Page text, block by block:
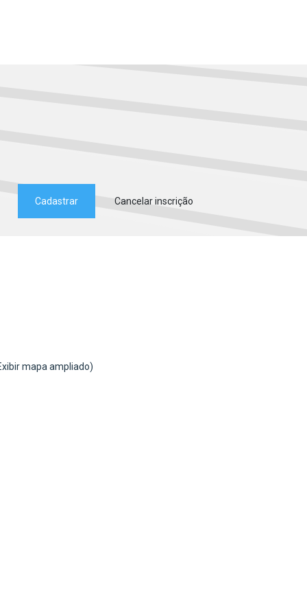
mapa ampliado)